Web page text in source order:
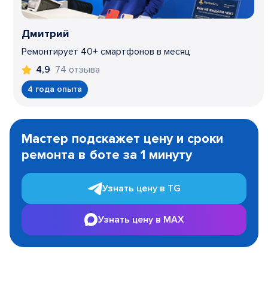
Дмитрий
Ремонтирует 40+ смартфонов в месяц
4,9 74 отзыва
4 года опыта
1
Мастер подскажет цену и сроки
ремонта в боте за 1 минуту
Узнать цену в TG
Узнать цену в MAX